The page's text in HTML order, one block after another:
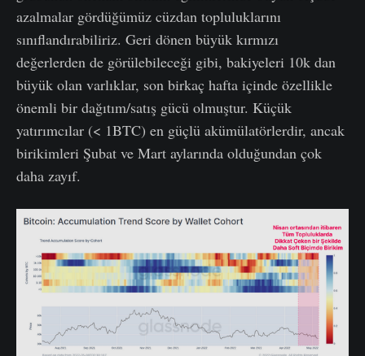
azalmalar gördüğümüz cüzdan topluluklarını
sınıflandırabiliriz. Geri dönen büyük kırmızı
değerlerden de görülebileceği gibi, bakiyeleri 10k dan
büyük olan varlıklar, son birkaç hafta içinde özellikle
önemli bir dağıtım/satış gücü olmuştur. Küçük
yatırımcılar (< 1BTC) en güçlü akümülatörlerdir, ancak
birikimleri Şubat ve Mart aylarında olduğundan çok
daha zayıf.